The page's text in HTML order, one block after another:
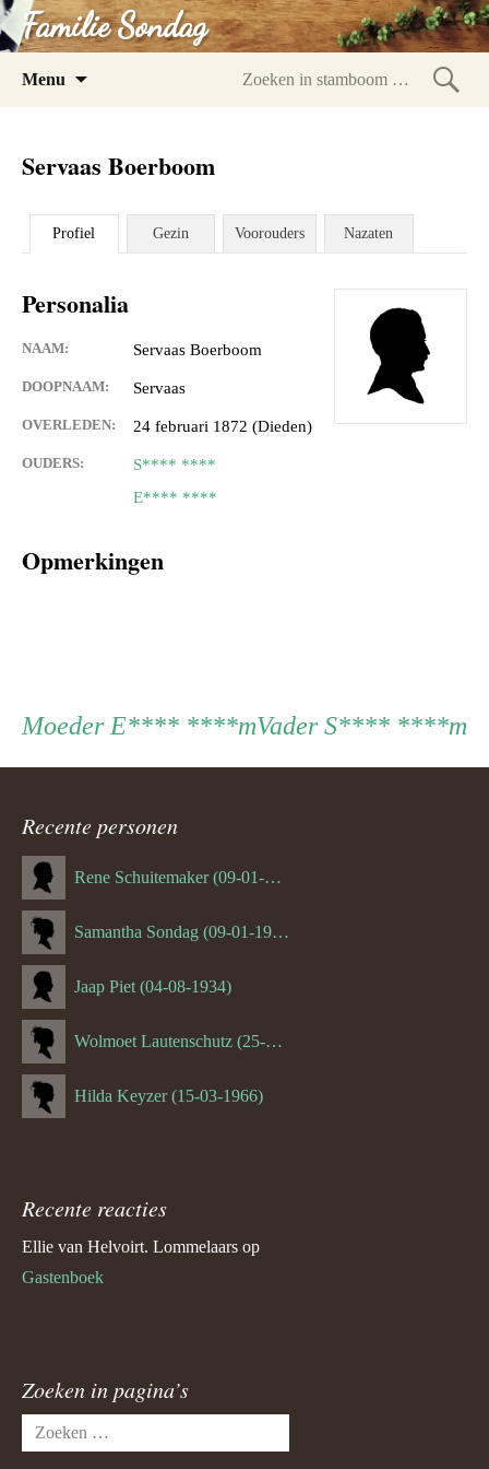
Familie Sondag
Menu
Servaas Boerboom
Profiel Gezin Voorouders Nazaten
Personalia
NAAM: Servaas Boerboom
DOOPNAAM: Servaas
OVERLEDEN: 24 februari 1872 (Dieden)
OUDERS:
S**** ****
E**** ****
Opmerkingen
Persoon
ouder
navigatie
VaderVader
S**** ****m
MoederMoeder
E**** ****m
Recente personen
Rene Schuitemaker (09-01-1970)
Samantha Sondag (09-01-1993)
Jaap Piet (04-08-1934)
Wolmoet Lautenschutz (25-07-1933)
Hilda Keyzer (15-03-1966)
Recente reacties
Ellie van Helvoirt. Lommelaars op
Gastenboek
Zoeken in pagina’s
Zoeken
naar: